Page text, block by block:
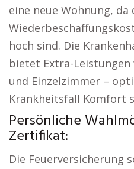
eine neue Wohnung, da
hoch sind. Die
bietet Extra-Leistungen
und Einzelzimmer –
Krankheitsfall Komfort
Persönliche
Zertifikat:
Die Feuerversicherung